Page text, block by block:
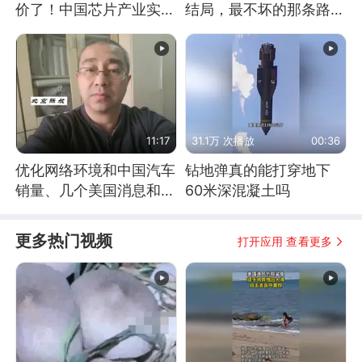
价了！中国芯片产业实现
结局，最不坏的那条路是
11:17
优化网络环境和中国汽车
销量、几个美国消息和俄
31.1万 次播放 00:36
钻地弹真的能打穿地下
60米深混凝土吗
更多热门视频 打开应用 查看更多